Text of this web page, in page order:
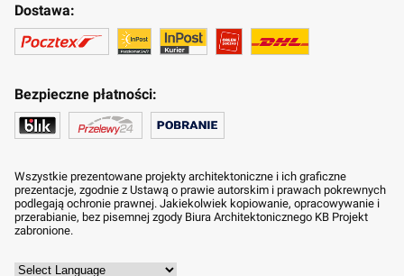
Dostawa:
Bezpieczne płatności:
Wszystkie prezentowane projekty architektoniczne i ich graficzne
prezentacje, zgodnie z Ustawą o prawie autorskim i prawach pokrewnych
podlegają ochronie prawnej. Jakiekolwiek kopiowanie, opracowywanie i
przerabianie, bez pisemnej zgody Biura Architektonicznego KB Projekt
zabronione.